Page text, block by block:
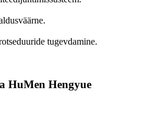
tugevdamine.
HuMen Hengyue